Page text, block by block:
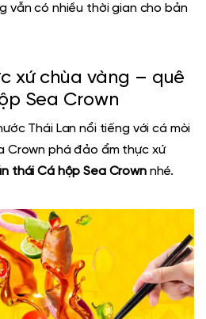
vẫn có nhiều thời gian cho bản
xứ chùa vàng – quê
Sea Crown
Thái Lan nổi tiếng vớicá mòi
Crown phá đảo ẩm thực xứ
tháiCá hộp Sea Crownnhé.